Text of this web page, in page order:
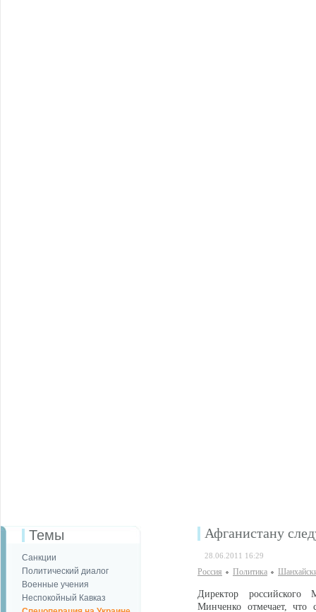
Темы
Санкции
Политический диалог
Военные учения
Неспокойный Кавказ
Афганистану
28.06.2011 16:29
Россия Политика
Директор российского
Минченко отмечает, что